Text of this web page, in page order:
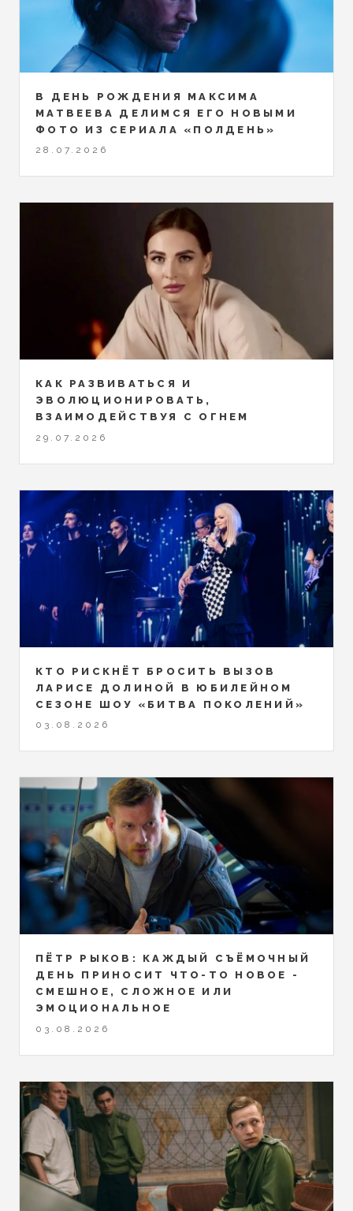
В ДЕНЬ РОЖДЕНИЯ МАКСИМА
МАТВЕЕВА ДЕЛИМСЯ ЕГО НОВЫМИ
ФОТО ИЗ СЕРИАЛА «ПОЛДЕНЬ»
28.07.2026
КАК РАЗВИВАТЬСЯ И
ЭВОЛЮЦИОНИРОВАТЬ,
ВЗАИМОДЕЙСТВУЯ С ОГНЕМ
29.07.2026
КТО РИСКНЁТ БРОСИТЬ ВЫЗОВ
ЛАРИСЕ ДОЛИНОЙ В ЮБИЛЕЙНОМ
СЕЗОНЕ ШОУ «БИТВА ПОКОЛЕНИЙ»
03.08.2026
ПЁТР РЫКОВ: КАЖДЫЙ СЪЁМОЧНЫЙ
ДЕНЬ ПРИНОСИТ ЧТО-ТО НОВОЕ -
СМЕШНОЕ, СЛОЖНОЕ ИЛИ
ЭМОЦИОНАЛЬНОЕ
03.08.2026